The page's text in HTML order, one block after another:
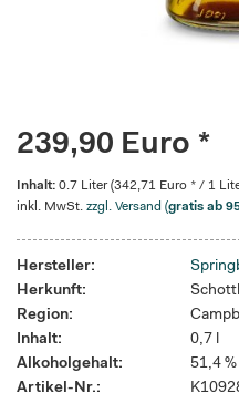
239,90 Euro *
Inhalt: 0.7 Liter (342,71 Euro * / 1
inkl. MwSt. zzgl. Versand (gratis ab
Hersteller:
Herkunft:
Region:
Inhalt:
0,7 l
Alkoholgehalt:
51,4 %
Artikel-Nr.: